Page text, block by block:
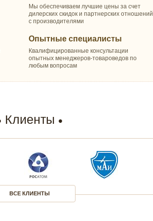
Мы обеспечиваем лучшие цены за счет
дилерских скидок и партнерских отношений
с производителями
Опытные специалисты
Квалифицированные консультации
опытных менеджеров-товароведов по
любым вопросам
Клиенты
ВСЕ КЛИЕНТЫ